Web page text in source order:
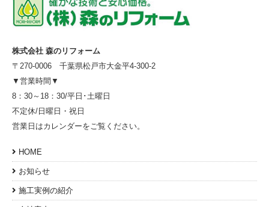
株式会社 森のリフォーム
〒270-0006 千葉県松戸市大金平4-300-2
▼営業時間▼
8：30～18：30/平日･土曜日
不定休/日曜日・祝日
営業日はカレンダーをご覧ください。
HOME
お知らせ
施工実例の紹介